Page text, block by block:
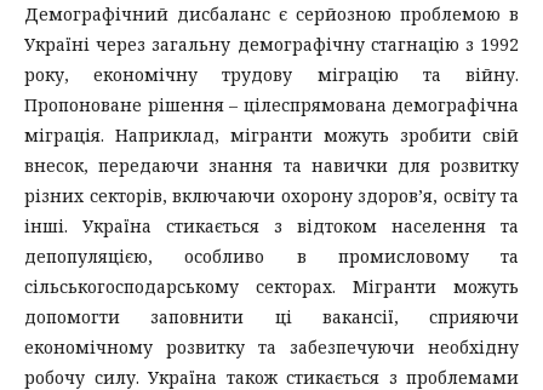
Демографічний дисбаланс є серйозною проблемою в
Україні через загальну демографічну стагнацію з 1992
року, економічну трудову міграцію та війну.
Пропоноване рішення – цілеспрямована демографічна
міграція. Наприклад, мігранти можуть зробити свій
внесок, передаючи знання та навички для розвитку
різних секторів, включаючи охорону здоров’я, освіту та
інші. Україна стикається з відтоком населення та
депопуляцією, особливо в промисловому та
сільськогосподарському секторах. Мігранти можуть
допомогти заповнити ці вакансії, сприяючи
економічному розвитку та забезпечуючи необхідну
робочу силу. Україна також стикається з проблемами